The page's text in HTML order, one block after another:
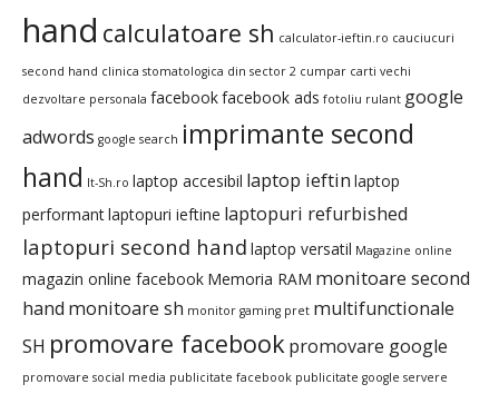
hand calculatoare sh calculator-ieftin.ro cauciucuri
second hand clinica stomatologica din sector 2 cumpar carti vechi
dezvoltare personala facebookfacebook ads fotoliu rulant google
adwords google search imprimante second
hand It-Sh.ro laptop accesibil laptop ieftin laptop
performantlaptopuri ieftine laptopuri refurbished
laptopuri second hand laptop versatil Magazine online
magazin online facebook Memoria RAM monitoare second
hand monitoare sh monitor gaming pret multifunctionale
SH promovare facebookpromovare google
promovare social media publicitate facebook publicitate google servere